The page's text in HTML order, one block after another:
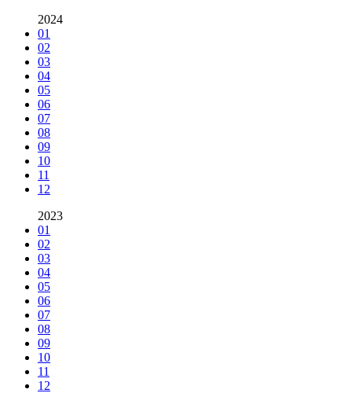
2024
01
02
03
04
05
06
07
08
09
10
11
12
2023
01
02
03
04
05
06
07
08
09
10
11
12